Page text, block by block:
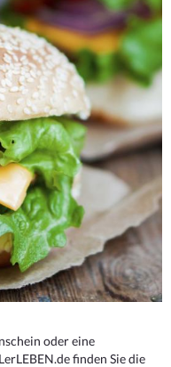
oder eine
finden Sie die